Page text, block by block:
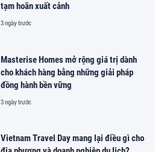
tạm hoãn xuất cảnh
3 ngày trước
Masterise Homes mở rộng giá trị dành
cho khách hàng bằng những giải pháp
đồng hành bền vững
3 ngày trước
Vietnam Travel Day mang lại điều gì cho